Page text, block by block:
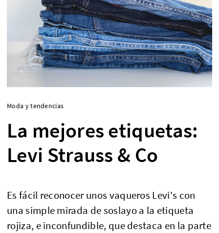
Moda y tendencias
La mejores etiquetas:
Levi Strauss & Co
Es fácil reconocer unos vaqueros Levi's con
una simple mirada de soslayo a la etiqueta
rojiza, e inconfundible, que destaca en la parte